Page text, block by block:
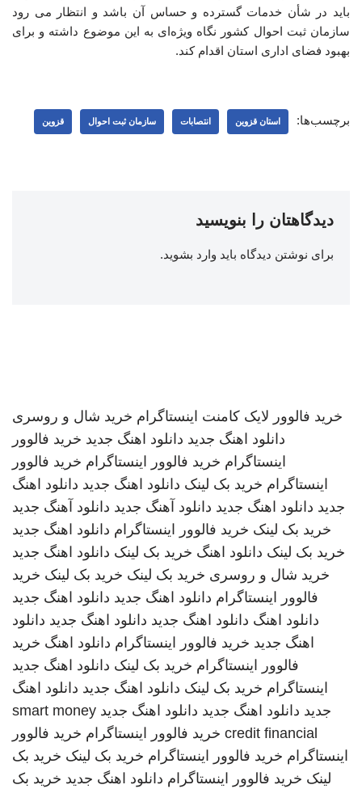
باید در شأن خدمات گسترده و حساس آن باشد و انتظار می رود
سازمان ثبت احوال کشور نگاه ویژه‌ای به این موضوع داشته و برای
بهبود فضای اداری استان اقدام کند.
برچسب‌ها: استان قزوین انتصابات سازمان ثبت احوال قزوین
دیدگاهتان را بنویسید
برای نوشتن دیدگاه باید وارد بشوید.
خرید فالوور لایک کامنت اینستاگرام خرید شال و روسری
دانلود اهنگ جدید دانلود اهنگ جدید خرید فالوور
اینستاگرام خرید فالوور اینستاگرام خرید فالوور
اینستاگرام خرید بک لینک دانلود اهنگ جدید دانلود اهنگ
جدید دانلود اهنگ جدید دانلود آهنگ جدید دانلود آهنگ جدید
خرید بک لینک خرید فالوور اینستاگرام دانلود اهنگ جدید
خرید بک لینک دانلود اهنگ خرید بک لینک دانلود اهنگ جدید
خرید شال و روسری خرید بک لینک خرید بک لینک خرید
فالوور اینستاگرام دانلود اهنگ جدید دانلود اهنگ جدید
دانلود اهنگ دانلود اهنگ جدید دانلود اهنگ جدید دانلود
اهنگ جدید خرید فالوور اینستاگرام دانلود اهنگ خرید
فالوور اینستاگرام خرید بک لینک دانلود اهنگ جدید
اینستاگرام خرید بک لینک دانلود اهنگ جدید دانلود اهنگ
جدید دانلود اهنگ جدید دانلود اهنگ جدید smart money
credit financial خرید فالوور اینستاگرام خرید فالوور
اینستاگرام خرید فالوور اینستاگرام خرید بک لینک خرید بک
لینک خرید فالوور اینستاگرام دانلود اهنگ جدید خرید بک